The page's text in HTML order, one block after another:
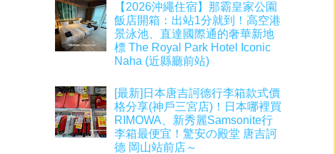
【2026沖繩住宿】那霸皇家公園
飯店開箱：出站1分就到！高空港
景泳池、直達國際通的奢華新地
標 The Royal Park Hotel Iconic
Naha (近縣廳前站)
[最新]日本唐吉訶德行李箱款式價
格分享(神戶三宮店)！日本哪裡買
RIMOWA、新秀麗Samsonite行
李箱最便宜！驚安の殿堂 唐吉訶
德 岡山站前店～